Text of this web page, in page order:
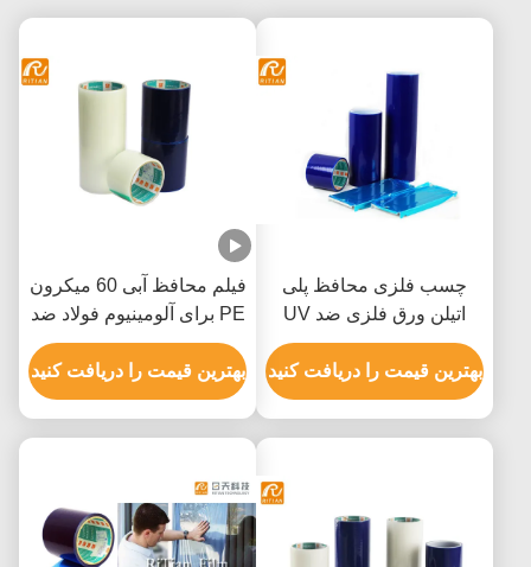
چسب فلزی محافظ پلی
اتیلن ورق فلزی ضد UV
بهترین قیمت را دریافت کنید
فیلم محافظ آبی 60 میکرون
PE برای آلومینیوم فولاد ضد
زنگ
بهترین قیمت را دریافت کنید